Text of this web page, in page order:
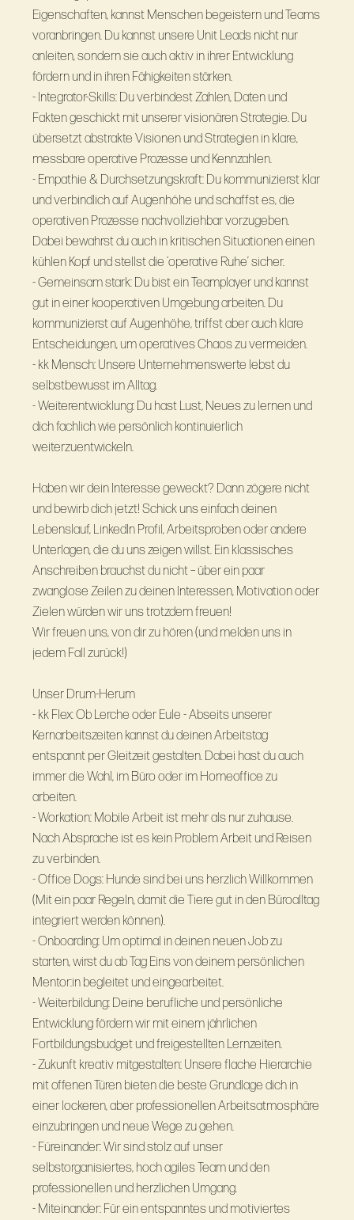
Eigenschaften, kannst Menschen begeistern und Teams
voranbringen. Du kannst unsere Unit Leads nicht nur
anleiten, sondern sie auch aktiv in ihrer Entwicklung
fördern und in ihren Fähigkeiten stärken.
- Integrator-Skills: Du verbindest Zahlen, Daten und
Fakten geschickt mit unserer visionären Strategie. Du
übersetzt abstrakte Visionen und Strategien in klare,
messbare operative Prozesse und Kennzahlen.
- Empathie & Durchsetzungskraft: Du kommunizierst klar
und verbindlich auf Augenhöhe und schaffst es, die
operativen Prozesse nachvollziehbar vorzugeben.
Dabei bewahrst du auch in kritischen Situationen einen
kühlen Kopf und stellst die ‘operative Ruhe’ sicher.
- Gemeinsam stark: Du bist ein Teamplayer und kannst
gut in einer kooperativen Umgebung arbeiten. Du
kommunizierst auf Augenhöhe, triffst aber auch klare
Entscheidungen, um operatives Chaos zu vermeiden.
- kk Mensch: Unsere Unternehmenswerte lebst du
selbstbewusst im Alltag.
- Weiterentwicklung: Du hast Lust, Neues zu lernen und
dich fachlich wie persönlich kontinuierlich
weiterzuentwickeln.
Haben wir dein Interesse geweckt? Dann zögere nicht
und bewirb dich jetzt! Schick uns einfach deinen
Lebenslauf, LinkedIn Profil, Arbeitsproben oder andere
Unterlagen, die du uns zeigen willst. Ein klassisches
Anschreiben brauchst du nicht – über ein paar
zwanglose Zeilen zu deinen Interessen, Motivation oder
Zielen würden wir uns trotzdem freuen!
Wir freuen uns, von dir zu hören (und melden uns in
jedem Fall zurück!)
Unser Drum-Herum
- kk Flex: Ob Lerche oder Eule - Abseits unserer
Kernarbeitszeiten kannst du deinen Arbeitstag
entspannt per Gleitzeit gestalten. Dabei hast du auch
immer die Wahl, im Büro oder im Homeoffice zu
arbeiten.
- Workation: Mobile Arbeit ist mehr als nur zuhause.
Nach Absprache ist es kein Problem Arbeit und Reisen
zu verbinden.
- Office Dogs: Hunde sind bei uns herzlich Willkommen
(Mit ein paar Regeln, damit die Tiere gut in den Büroalltag
integriert werden können).
- Onboarding: Um optimal in deinen neuen Job zu
starten, wirst du ab Tag Eins von deinem persönlichen
Mentor:in begleitet und eingearbeitet.
- Weiterbildung: Deine berufliche und persönliche
Entwicklung fördern wir mit einem jährlichen
Fortbildungsbudget und freigestellten Lernzeiten.
- Zukunft kreativ mitgestalten: Unsere flache Hierarchie
mit offenen Türen bieten die beste Grundlage dich in
einer lockeren, aber professionellen Arbeitsatmosphäre
einzubringen und neue Wege zu gehen.
- Füreinander: Wir sind stolz auf unser
selbstorganisiertes, hoch agiles Team und den
professionellen und herzlichen Umgang.
- Miteinander: Für ein entspanntes und motiviertes